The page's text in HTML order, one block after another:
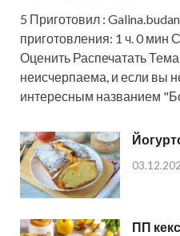
5 Приготовил :
приготовления: 1 ч. 0 мин
Оценить Распечатать
неисчерпаема, и если вы
интересным названием
ПП